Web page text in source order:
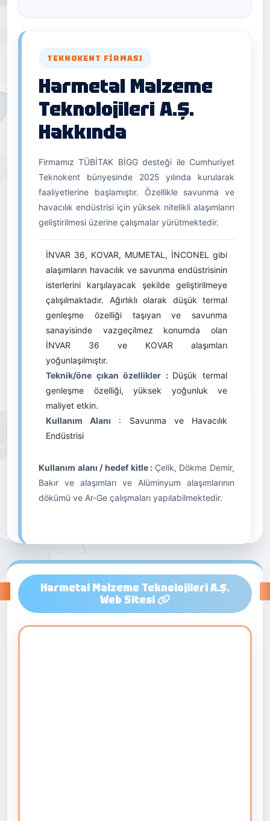
TEKNOKENT FIRMASI
Harmetal Malzeme
Teknolojileri A.Ş.
Hakkında
Firmamız TÜBİTAK BİGG desteği ile Cumhuriyet
Teknokent bünyesinde 2025 yılında kurularak
faaliyetlerine başlamıştır. Özellikle savunma ve
havacılık endüstrisi için yüksek nitelikli alaşımların
geliştirilmesi üzerine çalışmalar yürütmektedir.
İNVAR 36, KOVAR, MUMETAL, İNCONEL gibi
alaşımların havacılık ve savunma endüstrisinin
isterlerini karşılayacak şekilde geliştirilmeye
çalışılmaktadır. Ağırlıklı olarak düşük termal
genleşme özelliği taşıyan ve savunma
sanayisinde vazgeçilmez konumda olan
İNVAR 36 ve KOVAR alaşımları
yoğunlaşılmıştır.
Teknik/öne çıkan özellikler : Düşük termal
genleşme özelliği, yüksek yoğunluk ve
maliyet etkin.
Kullanım Alanı : Savunma ve Havacılık
Endüstrisi
Kullanım alanı / hedef kitle : Çelik, Dökme Demir,
Bakır ve alaşımları ve Alüminyum alaşımlarının
dökümü ve Ar-Ge çalışmaları yapılabilmektedir.
Harmetal Malzeme Teknolojileri A.Ş.
Web Sitesi